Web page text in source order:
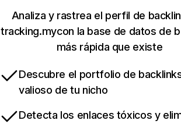
Analiza y rastrea el perfil de
tracking.mycon la base de datos de
más rápida que existe
Descubre el portfolio de
valioso de tu nicho
Detecta los enlaces tóxicos y